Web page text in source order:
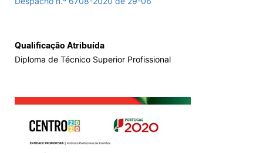
Qualificação Atribuída
Diploma de Técnico Superior Profissional